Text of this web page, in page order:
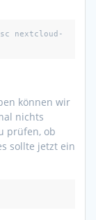
nextcloud-
können wir
nichts
prüfen, ob
sollte jetzt ein